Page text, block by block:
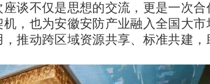
谈不仅是思想的交流，更是一次合
，也为安徽安防产业融入全国大市
推动跨区域资源共享、标准共建，